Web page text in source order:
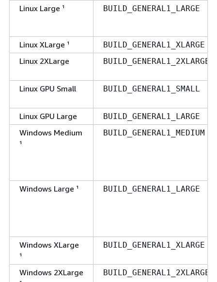
Linux Large ¹ BUILD_GENERAL1_LARGE
Linux XLarge ¹ BUILD_GENERAL1_XLARGE
Linux 2XLarge BUILD_GENERAL1_2XLARGE
Linux GPU Small BUILD_GENERAL1_SMALL
Linux GPU Large BUILD_GENERAL1_LARGE
Windows Medium
¹
BUILD_GENERAL1_MEDIUM
Windows Large ¹ BUILD_GENERAL1_LARGE
Windows XLarge
¹
BUILD_GENERAL1_XLARGE
Windows 2XLarge
BUILD_GENERAL1_2XLARGE